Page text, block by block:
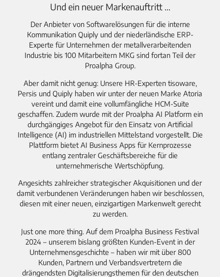
Und ein neuer Markenauftritt ...
Der Anbieter von Softwarelösungen für die interne
Kommunikation Quiply und der niederländische ERP-
Experte für Unternehmen der metallverarbeitenden
Industrie bis 100 Mitarbeitern MKG sind fortan Teil der
Proalpha Group.
Aber damit nicht genug: Unsere HR-Experten tisoware,
Persis und Quiply haben wir unter der neuen Marke Atoria
vereint und damit eine vollumfängliche HCM-Suite
geschaffen. Zudem wurde mit der Proalpha AI Platform ein
durchgängiges Angebot für den Einsatz von Artificial
Intelligence (AI) im industriellen Mittelstand vorgestellt. Die
Plattform bietet AI Business Apps für Kernprozesse
entlang zentraler Geschäftsbereiche für die
unternehmerische Wertschöpfung.
Angesichts zahlreicher strategischer Akquisitionen und der
damit verbundenen Veränderungen haben wir beschlossen,
diesen mit einer neuen, einzigartigen Markenwelt gerecht
zu werden.
Just one more thing. Auf dem Proalpha Business Festival
2024 – unserem bislang größten Kunden-Event in der
Unternehmensgeschichte – haben wir mit über 800
Kunden, Partnern und Verbandsvertretern die
drängendsten Digitalisierungsthemen für den deutschen